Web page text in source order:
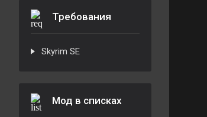
Требования
Skyrim SE
Мод в списках